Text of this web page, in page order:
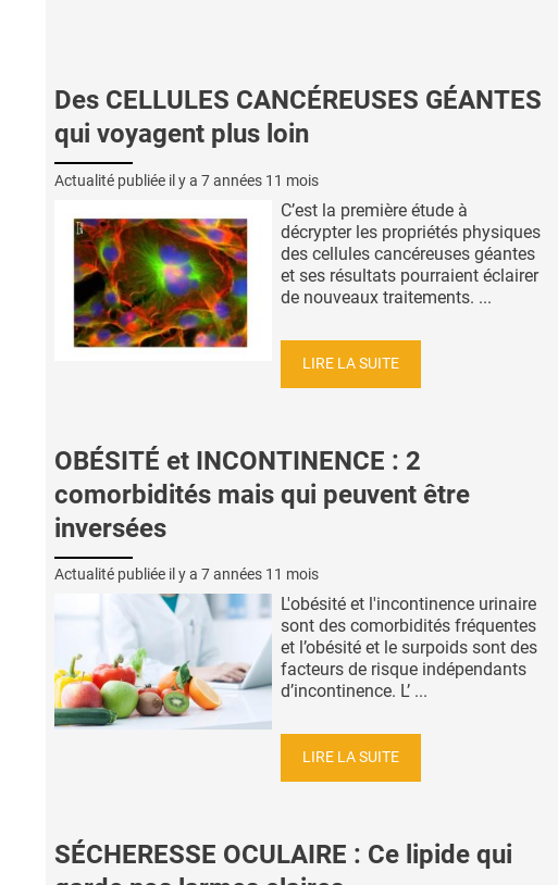
Des CELLULES CANCÉREUSES GÉANTES
qui voyagent plus loin
Actualité publiée il y a 7 années 11 mois
C’est la première étude à
décrypter les propriétés physiques
des cellules cancéreuses géantes
et ses résultats pourraient éclairer
de nouveaux traitements. ...
LIRE LA SUITE
OBÉSITÉ et INCONTINENCE : 2
comorbidités mais qui peuvent être
inversées
Actualité publiée il y a 7 années 11 mois
L'obésité et l'incontinence urinaire
sont des comorbidités fréquentes
et l’obésité et le surpoids sont des
facteurs de risque indépendants
d’incontinence. L’ ...
LIRE LA SUITE
SÉCHERESSE OCULAIRE : Ce lipide qui